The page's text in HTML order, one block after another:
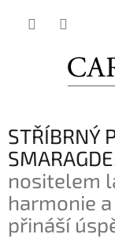
STŘÍBRNÝ
nositelem
harmonie
přináší